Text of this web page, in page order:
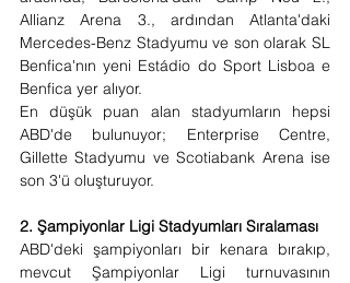
Allianz Arena 3., ardından Atlanta'daki
Mercedes-Benz Stadyumu ve son olarak SL
Benfica'nın yeni Estádio do Sport Lisboa e
Benfica yer alıyor.
En düşük puan alan stadyumların hepsi
ABD'de bulunuyor; Enterprise Centre,
Gillette Stadyumu ve Scotiabank Arena ise
son 3'ü oluşturuyor.
2. Şampiyonlar Ligi Stadyumları Sıralaması
ABD'deki şampiyonları bir kenara bırakıp,
mevcut Şampiyonlar Ligi turnuvasının